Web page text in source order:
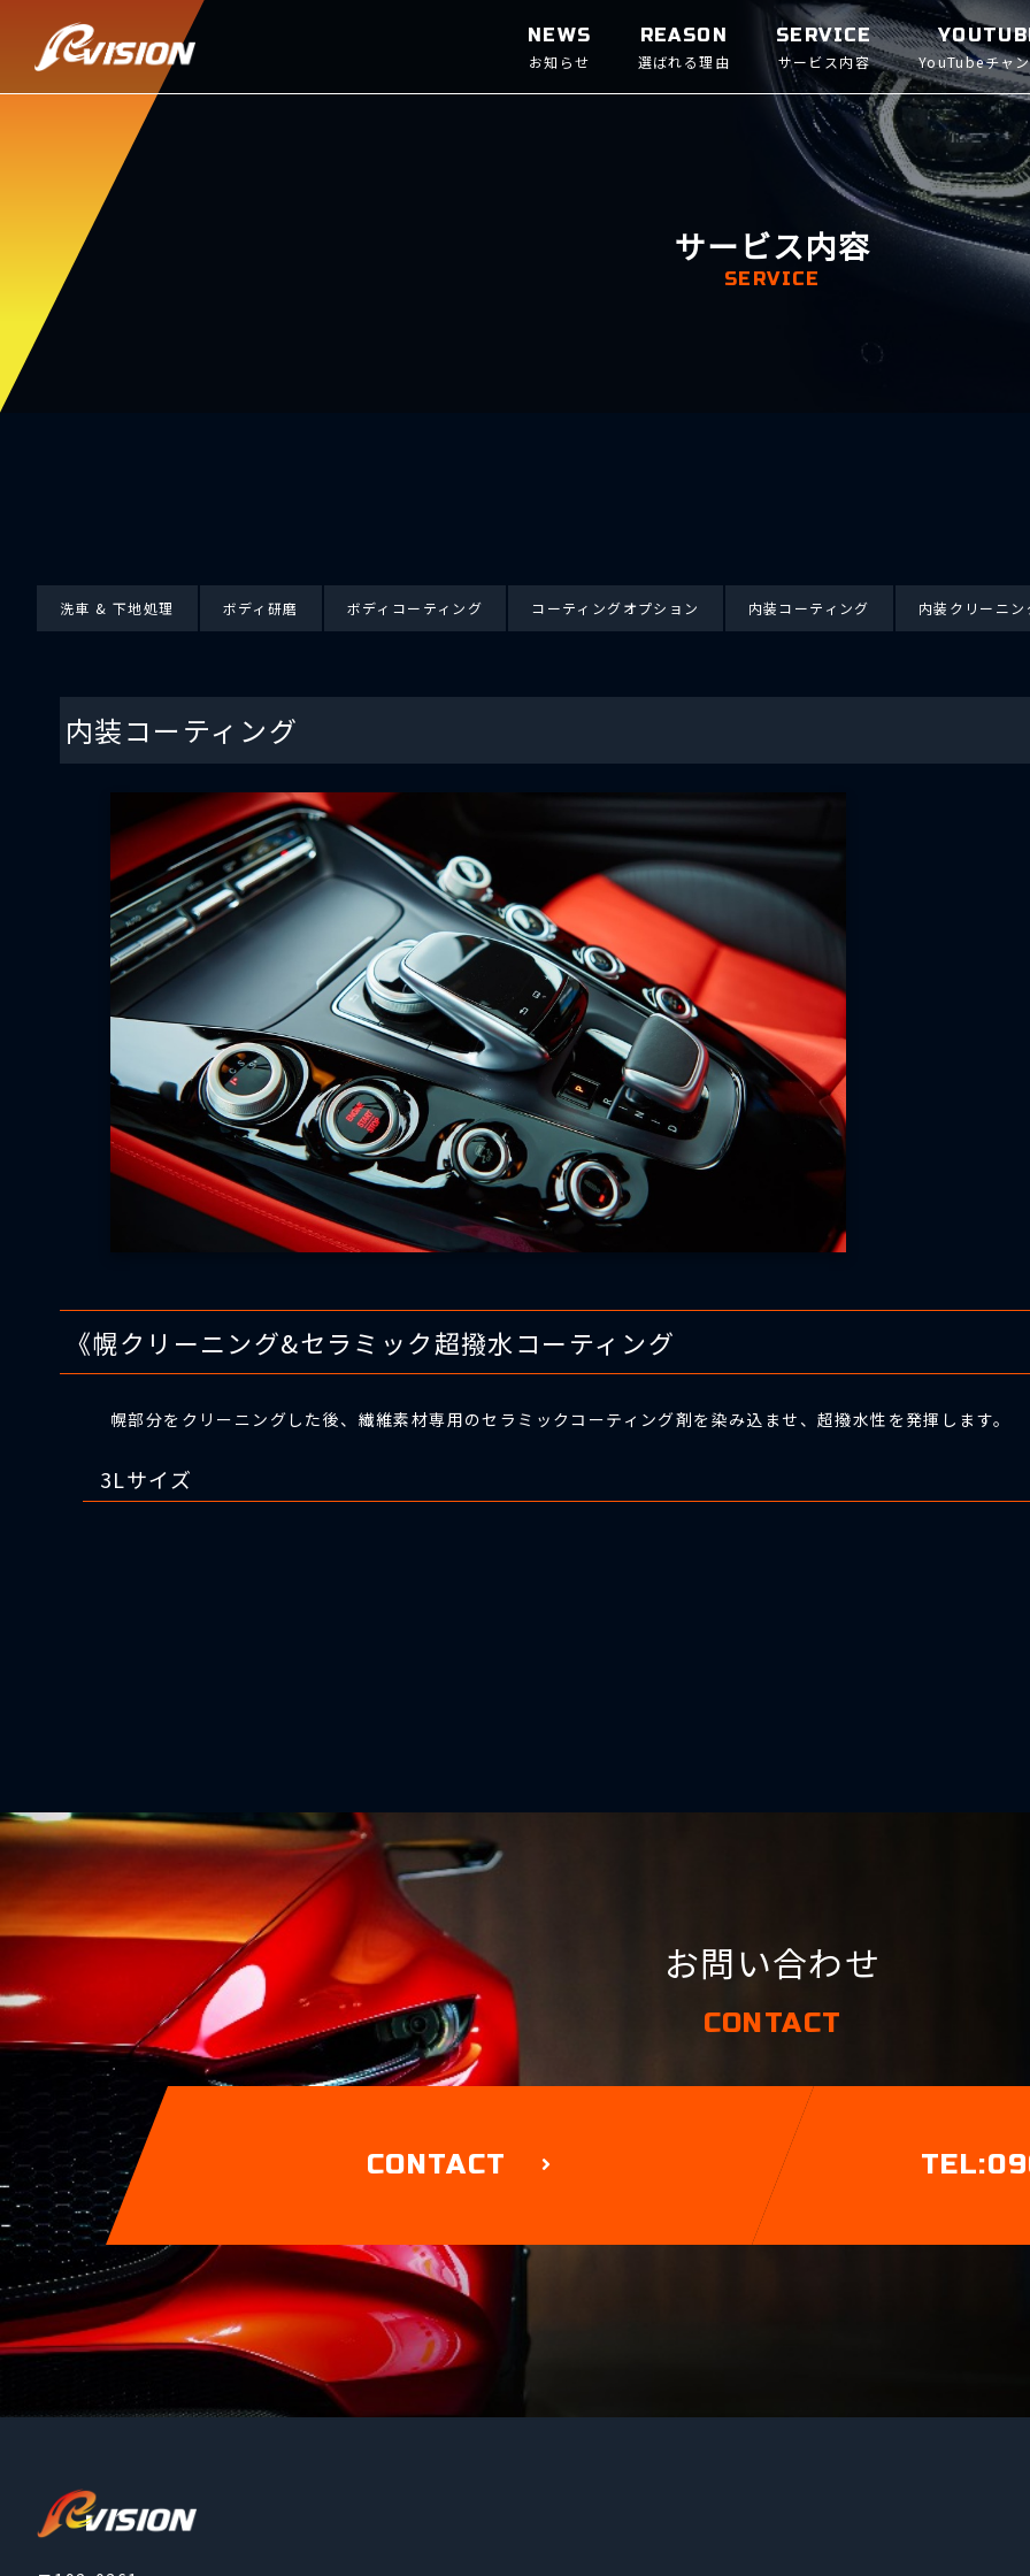
NEWS
お知らせ
REASON
選ばれる理由
SERVICE
サービス内容 YouTubeチャ
サービス内容
SERVICE
洗車 & 下地処理 ボディ研磨 ボディコーティング コーティングオプション 内装コーティング 内装クリーニン
内装コーティング
《幌クリーニング&セラミック超撥水コーティング
幌部分をクリーニングした後、繊維素材専用のセラミックコーティング剤を染み込ませ、超撥水性を発揮します。
3Lサイズ
お問い合わせ
CONTACT
CONTACT